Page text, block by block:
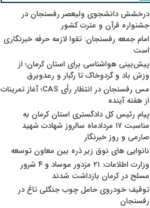
درخشش دانشجوی ولیعصر رفسنجان در
جشنواره قرآن و عترت کشور
امام جمعه رفسنجان: تقوا لازمه حرفه خبرنگاری
است
پیش‌بینی هواشناسی برای استان کرمان؛ از
وزش باد و گردوخاک تا رگبار و رعدوبرق
مس رفسنجان در انتظار رأی CAS؛ آغاز تمرینات
از هفته آینده
پیام رئیس کل دادگستری استان کرمان به
مناسبت ۱۷ مردادماه سالروز شهادت شهید
صارمی و روز خبرنگار
نانوایی های نوق زیر ذره بین معاون توسعه
وزارت اطلاعات: ۲۱ مزدور موساد و ۴ شرور
مسلح در کرمان بازداشت شدند
توقیف خودروی حامل چوب جنگلی تاغ در
رفسنجان